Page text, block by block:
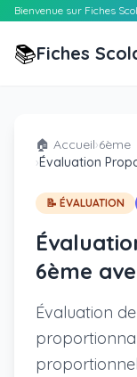
Bienvenue sur Fiches
📚Fiches
🏠 Accueil›6ème
›Évaluation
📝 ÉVALUATION
6ème
Évaluation